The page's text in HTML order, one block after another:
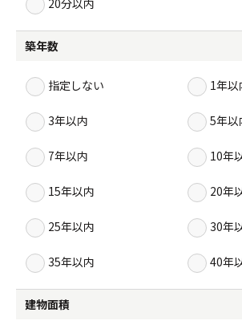
20分以内
築年数
指定しない 1年以
3年以内 5年以
7年以内 10年
15年以内 20年
25年以内 30年
35年以内 40年
建物面積